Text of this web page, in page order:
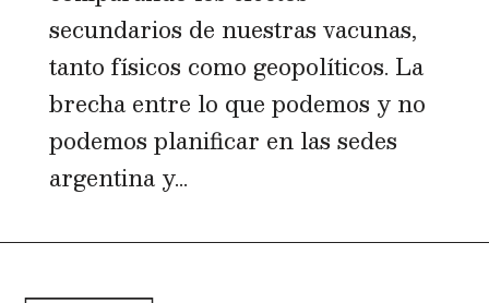
secundarios de nuestras vacunas,
tanto físicos como geopolíticos. La
brecha entre lo que podemos y no
podemos planificar en las sedes
argentina y...